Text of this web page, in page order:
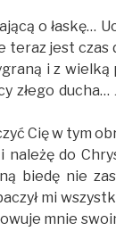
o łaskę…
teraz jest czas
i z
złego ducha…
Cię w tym
do
biedę nie
mi
mnie